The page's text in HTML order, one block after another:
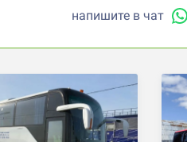
напишите в чат